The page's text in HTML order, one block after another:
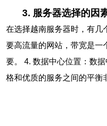
3. 服务器选择的因
在选择越南服务器时，有几
要高流量的网站，带宽是一
要。 4. 数据中心位置：数
格和优质的服务之间的平衡